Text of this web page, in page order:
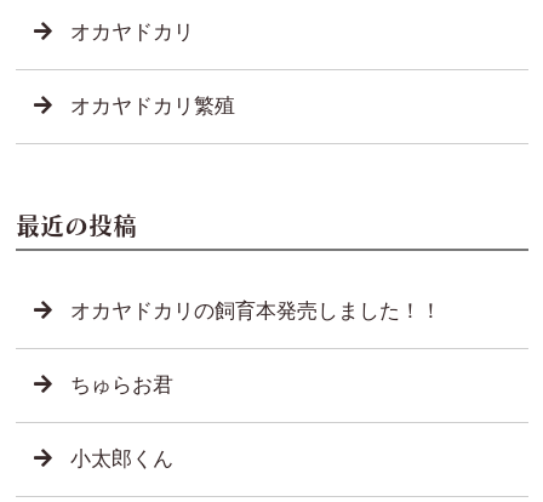
オカヤドカリ
オカヤドカリ繁殖
最近の投稿
オカヤドカリの飼育本発売しました！！
ちゅらお君
小太郎くん